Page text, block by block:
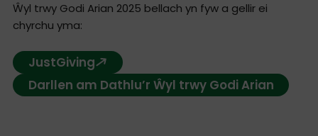
Ŵyl trwy Godi Arian 2025 bellach yn fyw a gellir ei
chyrchu yma:
JustGiving
Darllen am Dathlu’r Ŵyl trwy Godi Arian